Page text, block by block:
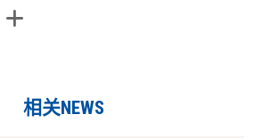
相关NEWS